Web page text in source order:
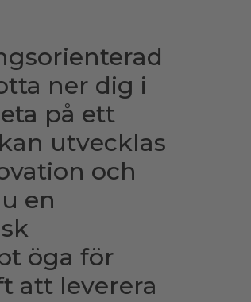
ner dig i
på ett
utvecklas
och
en
öga för
att leverera